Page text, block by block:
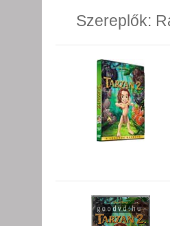
Szereplők: